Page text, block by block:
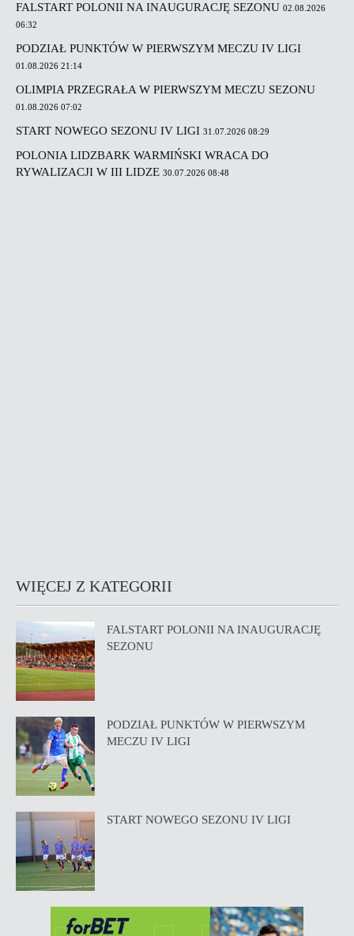
FALSTART POLONII NA INAUGURACJĘ SEZONU 02.08.2026
06:32
PODZIAŁ PUNKTÓW W PIERWSZYM MECZU IV LIGI
01.08.2026 21:14
OLIMPIA PRZEGRAŁA W PIERWSZYM MECZU SEZONU
01.08.2026 07:02
START NOWEGO SEZONU IV LIGI 31.07.2026 08:29
POLONIA LIDZBARK WARMIŃSKI WRACA DO
RYWALIZACJI W III LIDZE 30.07.2026 08:48
WIĘCEJ Z KATEGORII
FALSTART POLONII NA INAUGURACJĘ
SEZONU
PODZIAŁ PUNKTÓW W PIERWSZYM
MECZU IV LIGI
START NOWEGO SEZONU IV LIGI